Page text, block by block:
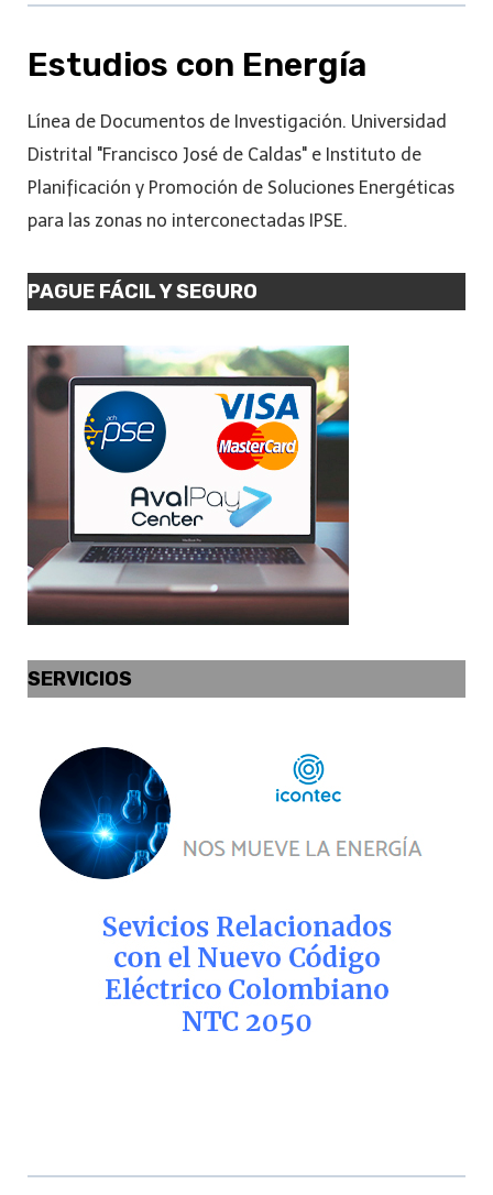
Estudios con Energía
Línea de Documentos de Investigación. Universidad
Distrital "Francisco José de Caldas" e Instituto de
Planificación y Promoción de Soluciones Energéticas
para las zonas no interconectadas IPSE.
PAGUE FÁCIL Y SEGURO
SERVICIOS